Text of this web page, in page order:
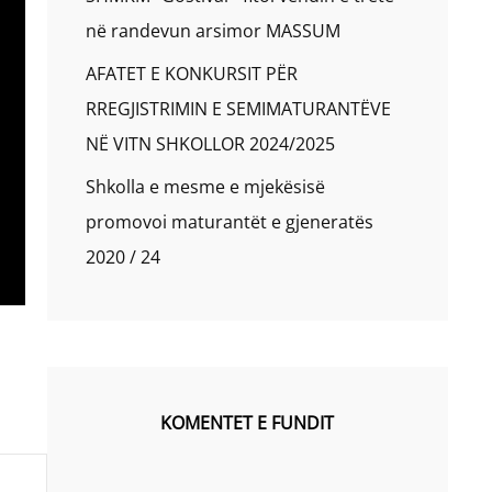
në randevun arsimor MASSUM
AFATET E KONKURSIT PËR
RREGJISTRIMIN E SEMIMATURANTËVE
NË VITN SHKOLLOR 2024/2025
Shkolla e mesme e mjekësisë
promovoi maturantët e gjeneratës
2020 / 24
KOMENTET E FUNDIT